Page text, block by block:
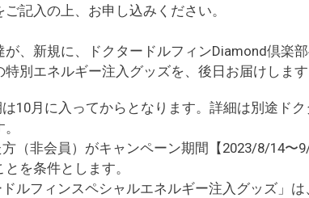
記入の上、お申し込みください。
が、新規に、ドクタードルフィンDiamond倶楽
特別エネルギー注入グッズを、後日お届けしま
10月に入ってからとなります。詳細は別途ドク
（非会員）がキャンペーン期間【2023/8/14〜
を条件とします。
ルフィンスペシャルエネルギー注入グッズ」